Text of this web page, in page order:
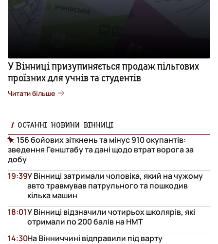
У Вінниці призупиняється продаж пільгових
проїзних для учнів та студентів
Читати більше
ОСТАННІ НОВИНИ ВІННИЦІ
156 бойових зіткнень та мінус 910 окупантів:
зведення Генштабу та дані щодо втрат ворога за
добу
У Вінниці затримали чоловіка, який на чужому
авто травмував патрульного та пошкодив
кілька машин
19:39
У Вінниці відзначили чотирьох школярів, які
отримали по 200 балів на НМТ
18:01
На Вінниччині відправили під варту
14:30